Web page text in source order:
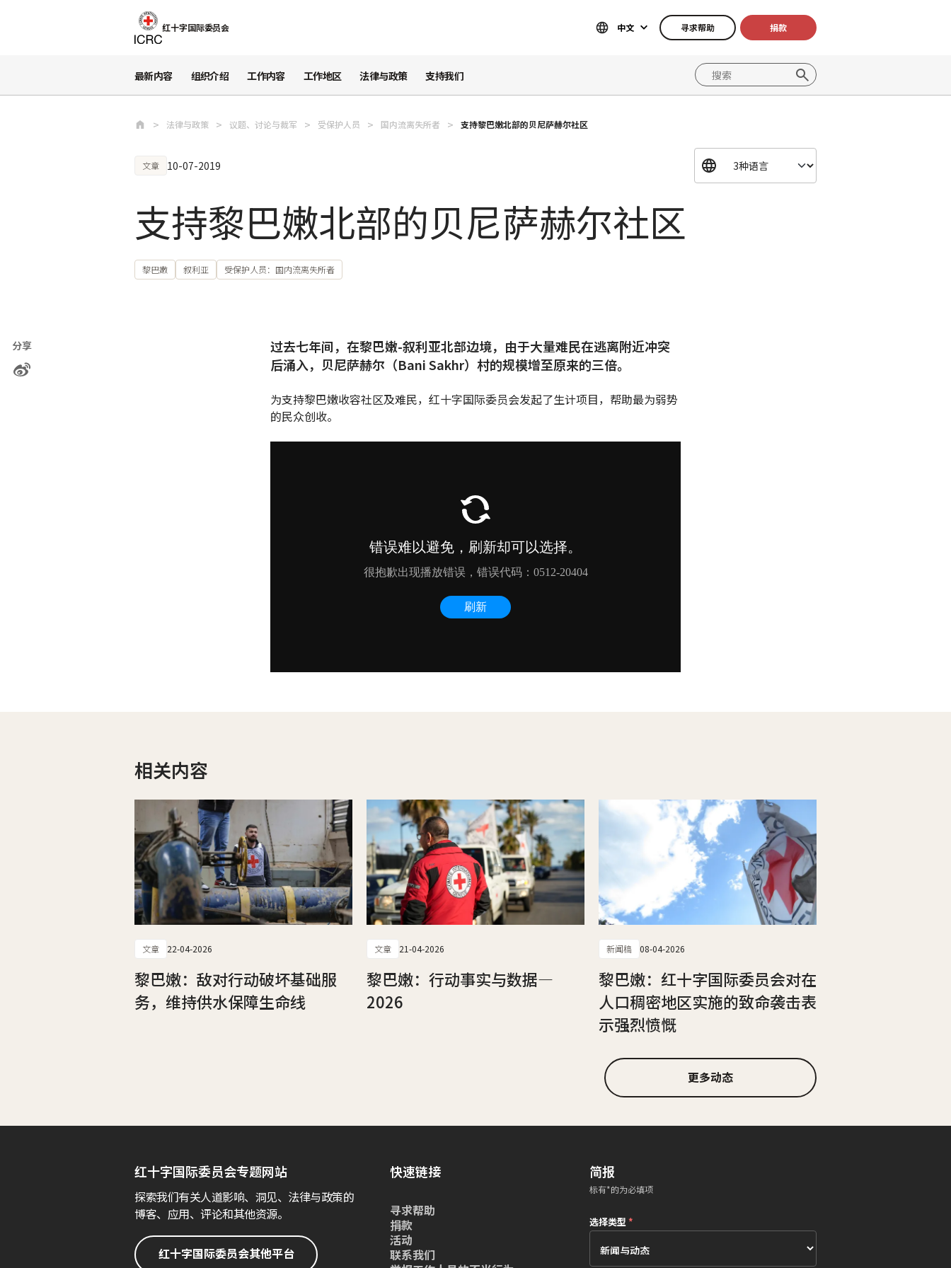
红十字国际委员会 中文 寻求帮助 捐款
最新内容 组织介绍 工作内容 工作地区 法律与政策 支持我们
法律与政策 议题、讨论与裁军 受保护人员 国内流离失所者 支持黎巴嫩北部的贝尼萨赫尔社区
文章 10-07-2019
支持黎巴嫩北部的贝尼萨赫尔社区
黎巴嫩 叙利亚 受保护人员：国内流离失所者
分享
过去七年间，在黎巴嫩-叙利亚北部边境，由于大量难民在逃离附近冲突
后涌入，贝尼萨赫尔（Bani Sakhr）村的规模增至原来的三倍。
为支持黎巴嫩收容社区及难民，红十字国际委员会发起了生计项目，帮助最为弱势
的民众创收。
相关内容
文章 22-04-2026
黎巴嫩：敌对行动破坏基础服
务，维持供水保障生命线
文章 21-04-2026
黎巴嫩：行动事实与数据—
2026
新闻稿 08-04-2026
黎巴嫩：红十字国际委员会对在
人口稠密地区实施的致命袭击表
示强烈愤慨
更多动态
红十字国际委员会专题网站
探索我们有关人道影响、洞见、法律与政策的
博客、应用、评论和其他资源。
红十字国际委员会其他平台
快速链接
寻求帮助
捐款
活动
联系我们
简报
标有*的为必填项
选择类型 *